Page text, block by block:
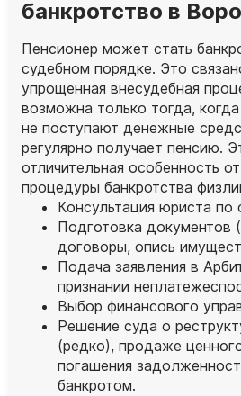
банкротство в
Пенсионер может стать
судебном порядке. Это
упрощенная внесудебная
возможна только тогда, когда
не поступают денежные
регулярно получает пенсию.
отличительная особенность
процедуры банкротства
Консультация юриста по
Подготовка документов
договоры, опись
Подача заявления в
признании
Выбор финансового
Решение суда о
(редко), продаже
погашения
банкротом.